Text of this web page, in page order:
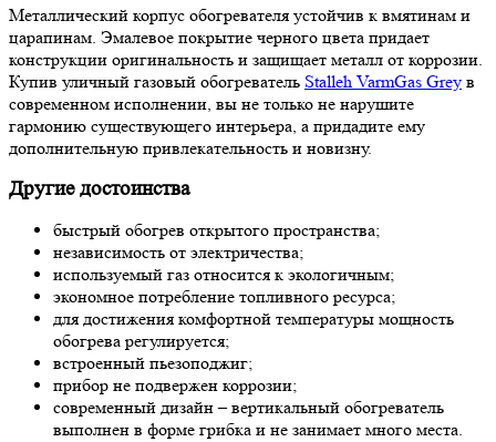
Металлический корпус обогревателя устойчив к вмятинам и
царапинам. Эмалевое покрытие черного цвета придает
конструкции оригинальность и защищает металл от коррозии.
Купив уличный газовый обогреватель Stalleh VarmGas Grey в
современном исполнении, вы не только не нарушите
гармонию существующего интерьера, а придадите ему
дополнительную привлекательность и новизну.
Другие достоинства
быстрый обогрев открытого пространства;
независимость от электричества;
используемый газ относится к экологичным;
экономное потребление топливного ресурса;
для достижения комфортной температуры мощность
обогрева регулируется;
встроенный пьезоподжиг;
прибор не подвержен коррозии;
современный дизайн – вертикальный обогреватель
выполнен в форме грибка и не занимает много места.